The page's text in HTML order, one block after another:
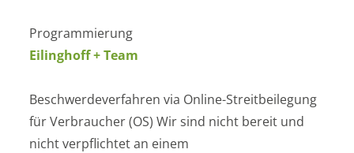
Programmierung
Eilinghoff + Team
Beschwerdeverfahren via Online-Streitbeilegung
für Verbraucher (OS) Wir sind nicht bereit und
nicht verpflichtet an einem